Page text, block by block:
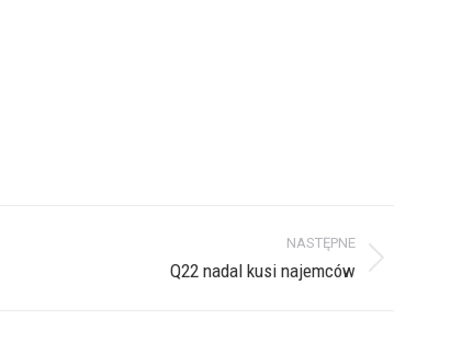
NASTĘPNE
Q22 nadal kusi najemców